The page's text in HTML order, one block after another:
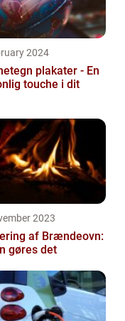
2024
plakater - En
touche i dit
2023
af Brændeovn:
gøres det